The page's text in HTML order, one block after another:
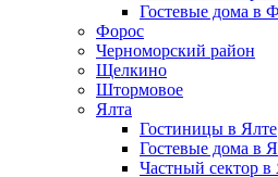
Гостевые дома в
Форос
Черноморский район
Щелкино
Штормовое
Ялта
Гостиницы в Ялте
Гостевые дома в
Частный сектор в